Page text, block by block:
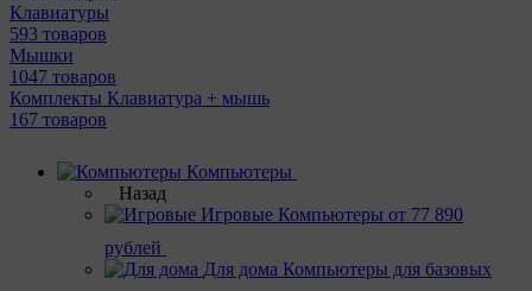
Клавиатуры
593 товаров
Мышки
1047 товаров
Комплекты Клавиатура + мышь
167 товаров
Компьютеры
Назад
Игровые Компьютеры от 77 890
рублей
Для дома Компьютеры для базовых